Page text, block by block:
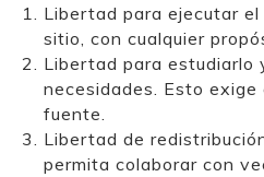
Libertad para ejecutar
sitio, con cualquier
Libertad para estudiarlo
necesidades. Esto exige
fuente.
Libertad de
permita colaborar con